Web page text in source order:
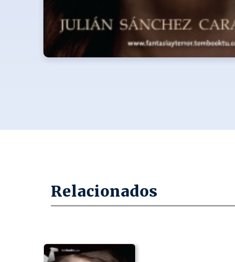
Relacionados